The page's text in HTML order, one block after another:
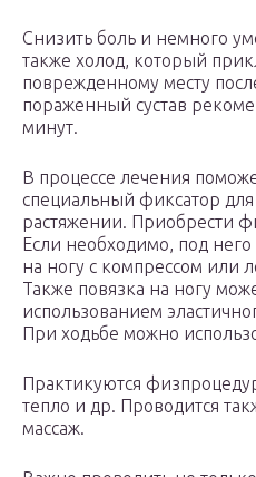
Снизить боль и немного
также холод, который
поврежденному месту
пораженный сустав
минут.
В процессе лечения
специальный фиксатор для
растяжении. Приобрести
Если необходимо, под него
на ногу с компрессом или
Также повязка на ногу
использованием
При ходьбе можно
Практикуются
тепло и др. Проводится
массаж.